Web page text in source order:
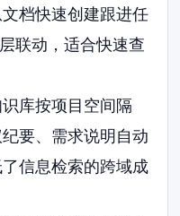
档快速创建跟进任
联动，适合快速查
库按项目空间隔
要、需求说明自动
信息检索的跨域成